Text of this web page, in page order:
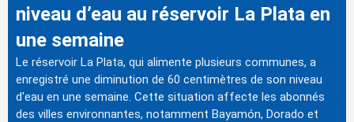
niveau d’eau au réservoir La Plata en
une semaine
Le réservoir La Plata, qui alimente plusieurs communes, a
enregistré une diminution de 60 centimètres de son niveau
d'eau en une semaine. Cette situation affecte les abonnés
des villes environnantes, notamment Bayamón, Dorado et